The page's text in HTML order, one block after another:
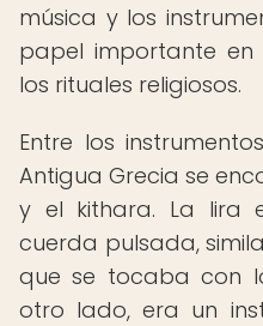
música y los
papel importante
los rituales religiosos.
Entre los
Antigua Grecia se
y el kithara. La lira
cuerda pulsada,
que se tocaba con
otro lado, era un